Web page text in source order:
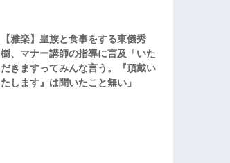
【雅楽】皇族と食事をする東儀秀
樹、マナー講師の指導に言及「いた
だきますってみんな言う。『頂戴い
たします』は聞いたこと無い」